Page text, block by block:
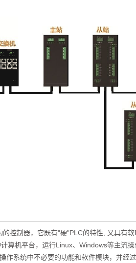
的控制器，它既有"硬"PLC的特性, 又具有
算机平台，运行Linux、Windows等主流
作系统中不必要的功能和软件模块，并经